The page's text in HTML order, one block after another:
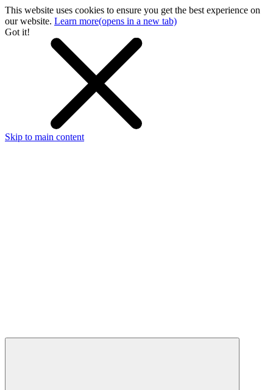
This website uses cookies to ensure you get the best experience on
our website. Learn more(opens in a new tab)
Got it!
Skip to main content